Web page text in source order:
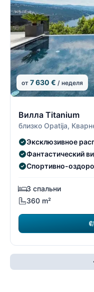
от 7 630 € / неделя
Вилла Titanium
близко Opatija,
Эксклюзивное
Фантастический
Спортивно-
3 спальни
360 m²